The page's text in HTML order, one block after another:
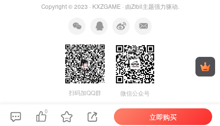
Copyright © 2023 · KXZGAME · 由Zibll主题强力驱动.
扫码加QQ群 微信公众号
0
立即购买